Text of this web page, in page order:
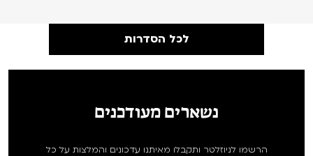
לכל הסדרות
נשארים מעודכנים
הרשמו לניוזלטר ותקבלו מאיתנו עדכונים והמלצות על כל